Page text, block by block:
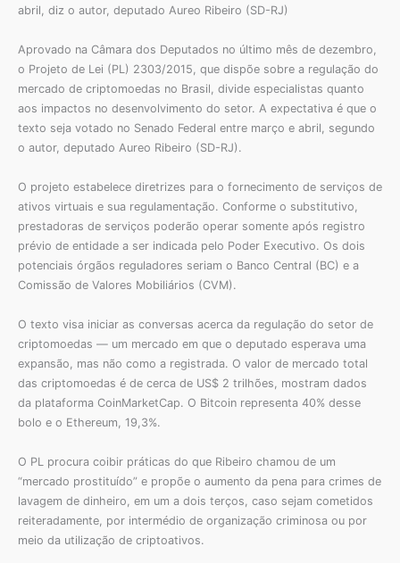
abril, diz o autor, deputado Aureo Ribeiro (SD-RJ)
Aprovado na Câmara dos Deputados no último mês de dezembro,
o Projeto de Lei (PL) 2303/2015, que dispõe sobre a regulação do
mercado de criptomoedas no Brasil, divide especialistas quanto
aos impactos no desenvolvimento do setor. A expectativa é que o
texto seja votado no Senado Federal entre março e abril, segundo
o autor, deputado Aureo Ribeiro (SD-RJ).
O projeto estabelece diretrizes para o fornecimento de serviços de
ativos virtuais e sua regulamentação. Conforme o substitutivo,
prestadoras de serviços poderão operar somente após registro
prévio de entidade a ser indicada pelo Poder Executivo. Os dois
potenciais órgãos reguladores seriam o Banco Central (BC) e a
Comissão de Valores Mobiliários (CVM).
O texto visa iniciar as conversas acerca da regulação do setor de
criptomoedas — um mercado em que o deputado esperava uma
expansão, mas não como a registrada. O valor de mercado total
das criptomoedas é de cerca de US$ 2 trilhões, mostram dados
da plataforma CoinMarketCap. O Bitcoin representa 40% desse
bolo e o Ethereum, 19,3%.
O PL procura coibir práticas do que Ribeiro chamou de um
“mercado prostituído” e propõe o aumento da pena para crimes de
lavagem de dinheiro, em um a dois terços, caso sejam cometidos
reiteradamente, por intermédio de organização criminosa ou por
meio da utilização de criptoativos.